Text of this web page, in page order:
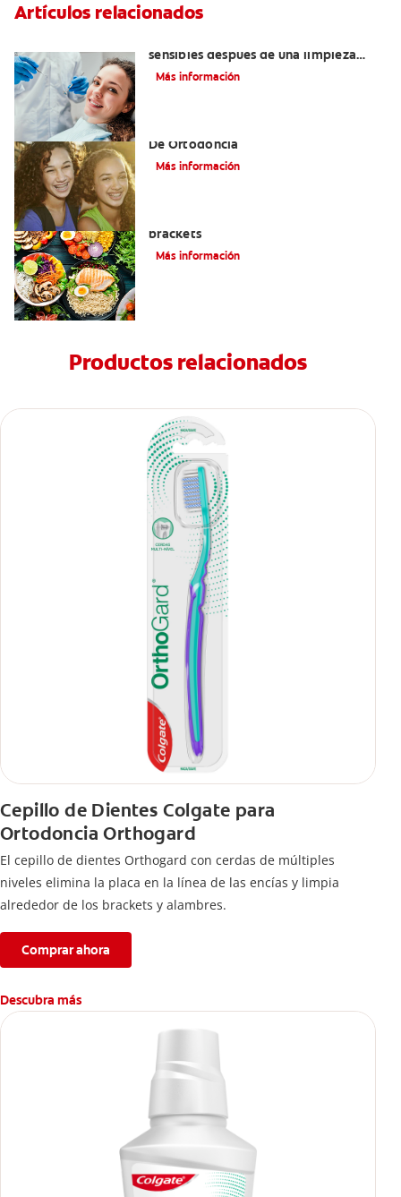
Artículos relacionados
sensibles después de una limpieza
dental?
Más información
De Ortodoncia
Más información
brackets
Más información
Productos relacionados
Cepillo de Dientes Colgate para
Ortodoncia Orthogard
El cepillo de dientes Orthogard con cerdas de múltiples
niveles elimina la placa en la línea de las encías y limpia
alrededor de los brackets y alambres.
Comprar ahora
Descubra más